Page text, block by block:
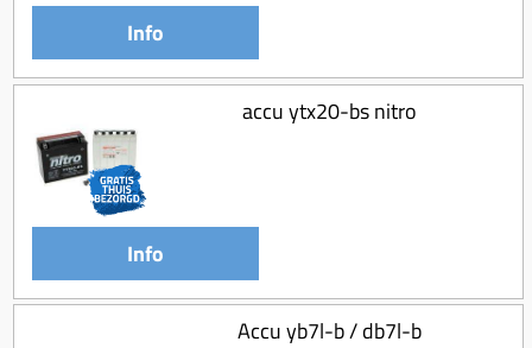
Info
accu ytx20-bs nitro
Info
Accu yb7l-b / db7l-b